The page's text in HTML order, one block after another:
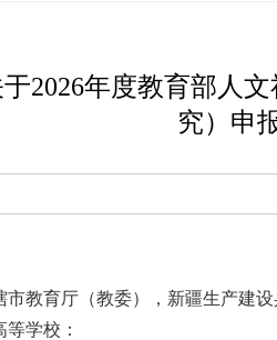
2026年度教育部人
究）申
市教育厅（教委），新疆生产建
学校：